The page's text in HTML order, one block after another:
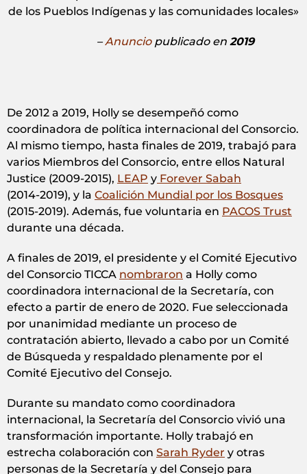
de los Pueblos Indígenas y las comunidades locales»
–Anunciopublicado en 2019
De 2012 a 2019, Holly se desempeñó como
coordinadora de política internacional del Consorcio.
Al mismo tiempo, hasta finales de 2019, trabajó para
varios Miembros del Consorcio, entre ellos Natural
Justice (2009‑2015), LEAP y Forever Sabah
(2014‑2019), y la Coalición Mundial por los Bosques
(2015‑2019). Además, fue voluntaria en PACOS Trust
durante una década.
A finales de 2019, el presidente y el Comité Ejecutivo
del Consorcio TICCA nombraron a Holly como
coordinadora internacional de la Secretaría, con
efecto a partir de enero de 2020. Fue seleccionada
por unanimidad mediante un proceso de
contratación abierto, llevado a cabo por un Comité
de Búsqueda y respaldado plenamente por el
Comité Ejecutivo del Consejo.
Durante su mandato como coordinadora
internacional, la Secretaría del Consorcio vivió una
transformación importante. Holly trabajó en
estrecha colaboración con Sarah Ryder y otras
personas de la Secretaría y del Consejo para